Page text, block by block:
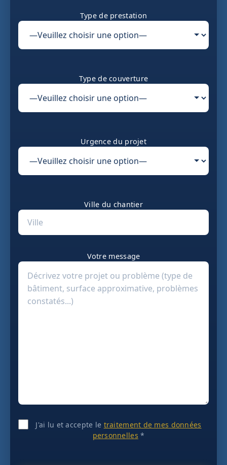
Type de prestation
Type de couverture
Urgence du projet
Ville du chantier
Votre message
J'ai lu et accepte le traitement de mes données
personnelles *